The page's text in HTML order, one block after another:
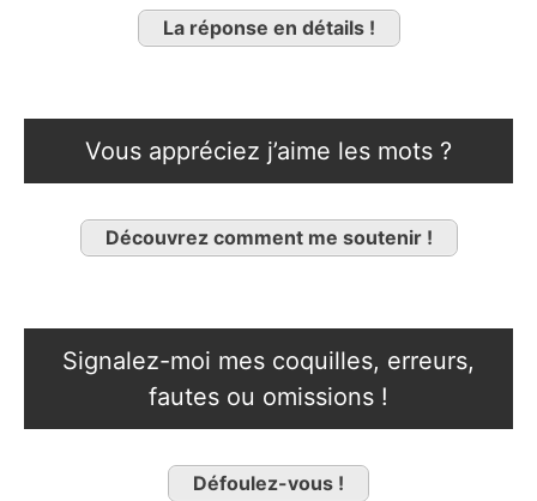
La réponse en détails !
Vous appréciez j’aime les mots ?
Découvrez comment me soutenir !
Signalez-moi mes coquilles, erreurs,
fautes ou omissions !
Défoulez-vous !